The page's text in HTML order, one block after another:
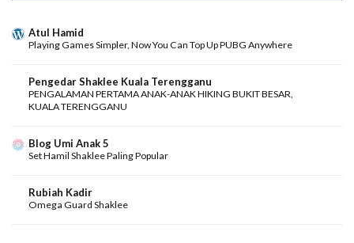
Atul Hamid
Playing Games Simpler, Now You Can Top Up PUBG Anywhere
Pengedar Shaklee Kuala Terengganu
PENGALAMAN PERTAMA ANAK-ANAK HIKING BUKIT BESAR,
KUALA TERENGGANU
Blog Umi Anak 5
Set Hamil Shaklee Paling Popular
Rubiah Kadir
Omega Guard Shaklee